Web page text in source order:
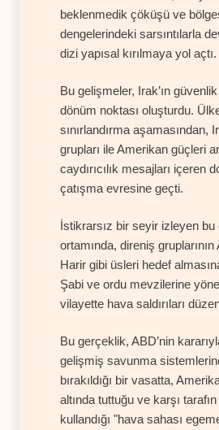
beklenmedik çöküşü ve
dengelerindeki sarsıntılarla
dizi yapısal kırılmaya yol açtı.
Bu gelişmeler, Irak’ın
dönüm noktası oluşturdu.
sınırlandırma aşamasından,
grupları ile Amerikan güçleri
caydırıcılık mesajları içeren
çatışma evresine geçti.
İstikrarsız bir seyir izleyen bu
ortamında, direniş
Harir gibi üsleri hedef
Şabi ve ordu mevzilerine
vilayette hava saldırıları
Bu gerçeklik, ABD’nin
gelişmiş savunma
bırakıldığı bir vasatta,
altında tuttuğu ve karşı
kullandığı "hava sahası